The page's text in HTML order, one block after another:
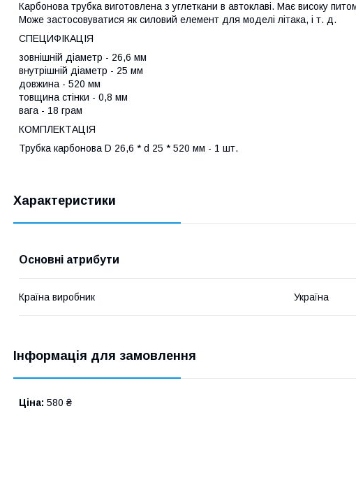
Карбонова трубка виготовлена з углеткани в автоклаві. Має високу
Може застосовуватися як силовий елемент для моделі літака, і т. д.
СПЕЦИФІКАЦІЯ
зовнішній діаметр - 26,6 мм
внутрішній діаметр - 25 мм
довжина - 520 мм
товщина стінки - 0,8 мм
вага - 18 грам
КОМПЛЕКТАЦІЯ
Трубка карбонова D 26,6 * d 25 * 520 мм - 1 шт.
Характеристики
Основні атрибути
Країна виробник Україна
Інформація для замовлення
Ціна: 580 ₴